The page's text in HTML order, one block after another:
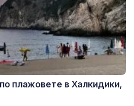
плажовете в Халкидики,